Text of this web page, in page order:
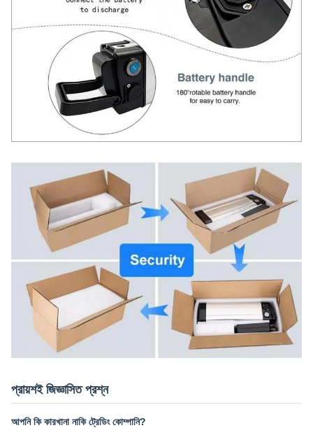
প্রায়শই জিজ্ঞাসিত প্রশ্ন
আপনি কি কারখানা নাকি ট্রেডিং কোম্পানি?